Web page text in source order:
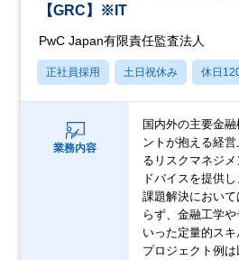
【GRC】※IT
PwC Japan有限責任監査法人
正社員採用 土日祝休み 休日
業務内容
国内外の主要金
ントが抱える経
るリスクマネジ
ドバイスを提供し
課題解決におい
らず、金融工学
いった定量的スキ
プロジェクト例は